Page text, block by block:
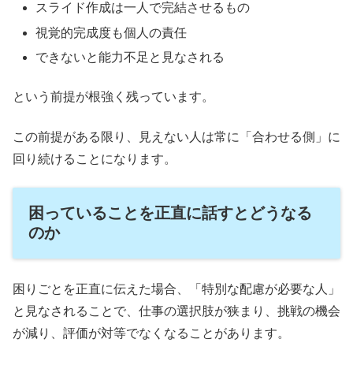
スライド作成は一人で完結させるもの
視覚的完成度も個人の責任
できないと能力不足と見なされる
という前提が根強く残っています。
この前提がある限り、見えない人は常に「合わせる側」に
回り続けることになります。
困っていることを正直に話すとどうなる
のか
困りごとを正直に伝えた場合、「特別な配慮が必要な人」
と見なされることで、仕事の選択肢が狭まり、挑戦の機会
が減り、評価が対等でなくなることがあります。